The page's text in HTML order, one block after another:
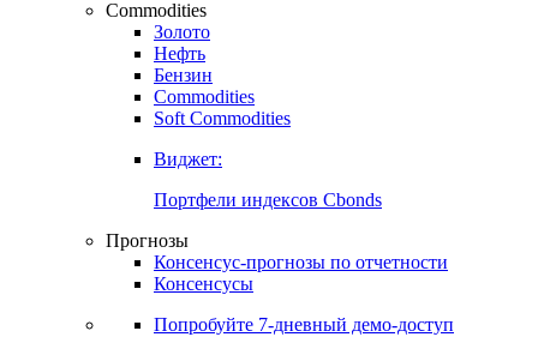
Commodities
Золото
Нефть
Бензин
Commodities
Soft Commodities
Виджет:
Портфели индексов Cbonds
Прогнозы
Консенсус-прогнозы по отчетности
Консенсусы
Попробуйте 7-дневный демо-доступ